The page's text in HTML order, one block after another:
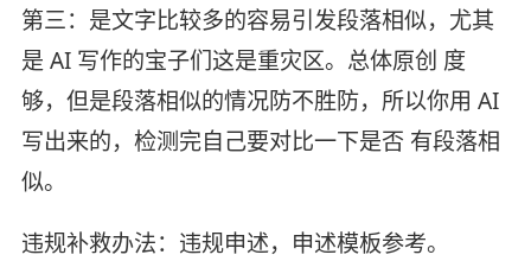
第三：是文字比较多的容易引发段落相似，尤其
是 AI 写作的宝子们这是重灾区。总体原创 度
够，但是段落相似的情况防不胜防，所以你用 AI
写出来的，检测完自己要对比一下是否 有段落相
似。
违规补救办法：违规申述，申述模板参考。